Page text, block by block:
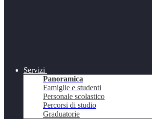
Servizi
Panoramica
Famiglie e studenti
Personale scolastico
Percorsi di studio
Graduatorie